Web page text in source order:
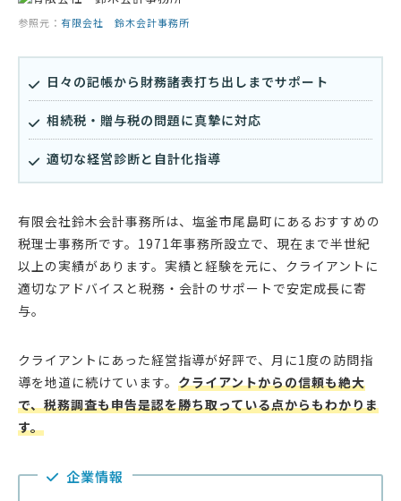
参照元： 有限会社 鈴木会計事務所
日々の記帳から財務諸表打ち出しまでサポート
相続税・贈与税の問題に真摯に対応
適切な経営診断と自計化指導
有限会社鈴木会計事務所は、塩釜市尾島町にあるおすすめの
税理士事務所です。1971年事務所設立で、現在まで半世紀
以上の実績があります。実績と経験を元に、クライアントに
適切なアドバイスと税務・会計のサポートで安定成長に寄
与。
クライアントにあった経営指導が好評で、月に1度の訪問指
導を地道に続けています。 クライアントからの信頼も絶大
で、税務調査も申告是認を勝ち取っている点からもわかりま
す。
企業情報